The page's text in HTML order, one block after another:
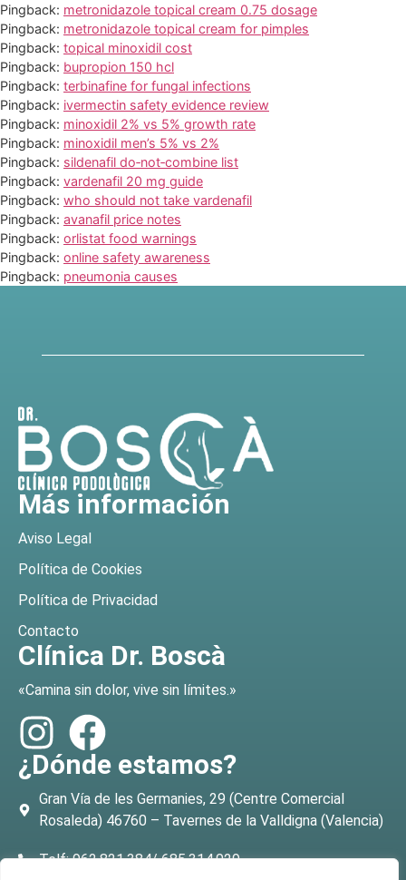
Pingback: metronidazole topical cream 0.75 dosage
Pingback: metronidazole topical cream for pimples
Pingback: topical minoxidil cost
Pingback: bupropion 150 hcl
Pingback: terbinafine for fungal infections
Pingback: ivermectin safety evidence review
Pingback: minoxidil 2% vs 5% growth rate
Pingback: minoxidil men’s 5% vs 2%
Pingback: sildenafil do‑not‑combine list
Pingback: vardenafil 20 mg guide
Pingback: who should not take vardenafil
Pingback: avanafil price notes
Pingback: orlistat food warnings
Pingback: online safety awareness
Pingback: pneumonia causes
Más información
Aviso Legal
Política de Cookies
Política de Privacidad
Contacto
Clínica Dr. Boscà
«Camina sin dolor, vive sin límites.»
¿Dónde estamos?
Gran Vía de les Germanies, 29 (Centre Comercial
Rosaleda) 46760 – Tavernes de la Valldigna (Valencia)
Telf: 962.821.384/ 685.314.029